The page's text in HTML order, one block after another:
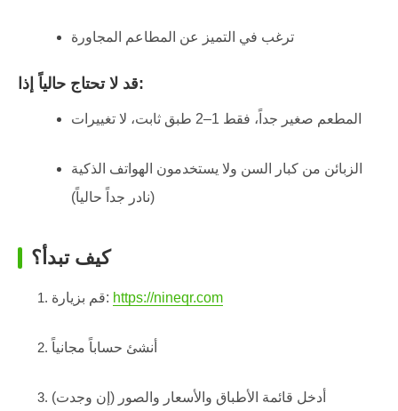
ترغب في التميز عن المطاعم المجاورة
قد لا تحتاج حالياً إذا:
المطعم صغير جداً، فقط 1–2 طبق ثابت، لا تغييرات
الزبائن من كبار السن ولا يستخدمون الهواتف الذكية
(نادر جداً حالياً)
كيف تبدأ؟
قم بزيارة: https://nineqr.com
أنشئ حساباً مجانياً
أدخل قائمة الأطباق والأسعار والصور (إن وجدت)